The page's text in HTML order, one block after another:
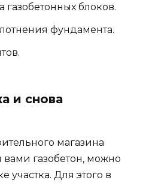
блоков.
фундамента.
и снова
магазина
вами газобетон, можно
участка. Для этого в